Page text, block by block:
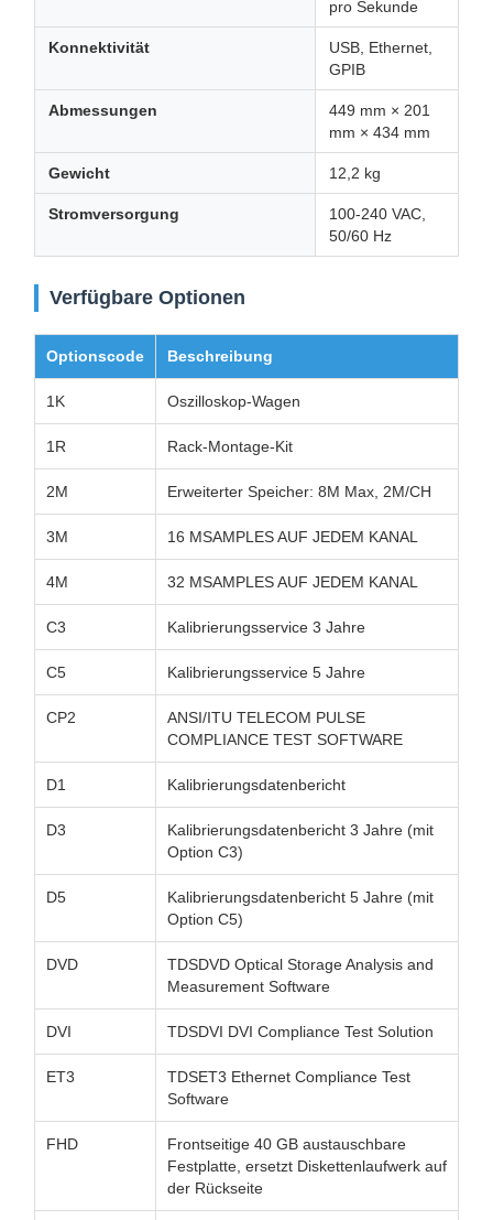
pro Sekunde
Konnektivität
USB, Ethernet,
GPIB
Abmessungen
449 mm × 201
mm × 434 mm
Gewicht 12,2 kg
Stromversorgung
100-240 VAC,
50/60 Hz
Verfügbare Optionen
Optionscode Beschreibung
1K Oszilloskop-Wagen
1R Rack-Montage-Kit
2M Erweiterter Speicher: 8M Max, 2M/CH
3M 16 MSAMPLES AUF JEDEM KANAL
4M 32 MSAMPLES AUF JEDEM KANAL
C3 Kalibrierungsservice 3 Jahre
C5 Kalibrierungsservice 5 Jahre
CP2
ANSI/ITU TELECOM PULSE
COMPLIANCE TEST SOFTWARE
D1 Kalibrierungsdatenbericht
D3
Kalibrierungsdatenbericht 3 Jahre (mit
Option C3)
D5
Kalibrierungsdatenbericht 5 Jahre (mit
Option C5)
DVD
TDSDVD Optical Storage Analysis and
Measurement Software
DVI TDSDVI DVI Compliance Test Solution
ET3
TDSET3 Ethernet Compliance Test
Software
FHD
Frontseitige 40 GB austauschbare
Festplatte, ersetzt Diskettenlaufwerk auf
der Rückseite